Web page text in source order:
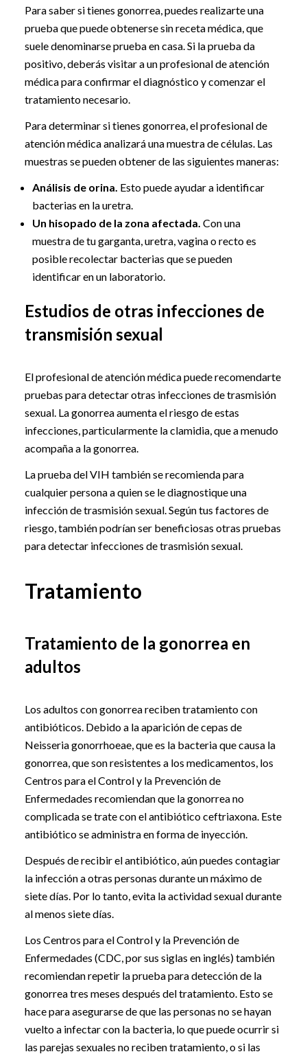
Para saber si tienes gonorrea, puedes realizarte una
prueba que puede obtenerse sin receta médica, que
suele denominarse prueba en casa. Si la prueba da
positivo, deberás visitar a un profesional de atención
médica para confirmar el diagnóstico y comenzar el
tratamiento necesario.
Para determinar si tienes gonorrea, el profesional de
atención médica analizará una muestra de células. Las
muestras se pueden obtener de las siguientes maneras:
Análisis de orina. Esto puede ayudar a identificar
bacterias en la uretra.
Un hisopado de la zona afectada. Con una
muestra de tu garganta, uretra, vagina o recto es
posible recolectar bacterias que se pueden
identificar en un laboratorio.
Estudios de otras infecciones de
transmisión sexual
El profesional de atención médica puede recomendarte
pruebas para detectar otras infecciones de trasmisión
sexual. La gonorrea aumenta el riesgo de estas
infecciones, particularmente la clamidia, que a menudo
acompaña a la gonorrea.
La prueba del VIH también se recomienda para
cualquier persona a quien se le diagnostique una
infección de trasmisión sexual. Según tus factores de
riesgo, también podrían ser beneficiosas otras pruebas
para detectar infecciones de trasmisión sexual.
Tratamiento
Tratamiento de la gonorrea en
adultos
Los adultos con gonorrea reciben tratamiento con
antibióticos. Debido a la aparición de cepas de
Neisseria gonorrhoeae, que es la bacteria que causa la
gonorrea, que son resistentes a los medicamentos, los
Centros para el Control y la Prevención de
Enfermedades recomiendan que la gonorrea no
complicada se trate con el antibiótico ceftriaxona. Este
antibiótico se administra en forma de inyección.
Después de recibir el antibiótico, aún puedes contagiar
la infección a otras personas durante un máximo de
siete días. Por lo tanto, evita la actividad sexual durante
al menos siete días.
Los Centros para el Control y la Prevención de
Enfermedades (CDC, por sus siglas en inglés) también
recomiendan repetir la prueba para detección de la
gonorrea tres meses después del tratamiento. Esto se
hace para asegurarse de que las personas no se hayan
vuelto a infectar con la bacteria, lo que puede ocurrir si
las parejas sexuales no reciben tratamiento, o si las